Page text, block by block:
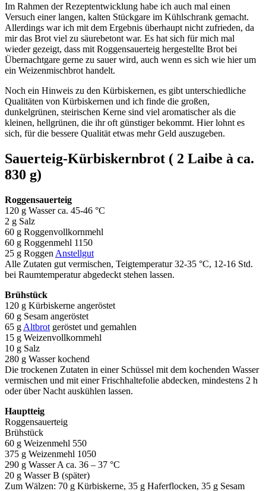
Im Rahmen der Rezeptentwicklung habe ich auch mal einen
Versuch einer langen, kalten Stückgare im Kühlschrank gemacht.
Allerdings war ich mit dem Ergebnis überhaupt nicht zufrieden, da
mir das Brot viel zu säurebetont war. Es hat sich für mich mal
wieder gezeigt, dass mit Roggensauerteig hergestellte Brot bei
Übernachtgare gerne zu sauer wird, auch wenn es sich wie hier um
ein Weizenmischbrot handelt.
Noch ein Hinweis zu den Kürbiskernen, es gibt unterschiedliche
Qualitäten von Kürbiskernen und ich finde die großen,
dunkelgrünen, steirischen Kerne sind viel aromatischer als die
kleinen, hellgrünen, die ihr oft günstiger bekommt. Hier lohnt es
sich, für die bessere Qualität etwas mehr Geld auszugeben.
Sauerteig-Kürbiskernbrot ( 2 Laibe à ca.
830 g)
Roggensauerteig
120 g Wasser ca. 45-46 °C
2 g Salz
60 g Roggenvollkornmehl
60 g Roggenmehl 1150
25 g Roggen Anstellgut
Alle Zutaten gut vermischen, Teigtemperatur 32-35 °C, 12-16 Std.
bei Raumtemperatur abgedeckt stehen lassen.
Brühstück
120 g Kürbiskerne angeröstet
60 g Sesam angeröstet
65 g Altbrot geröstet und gemahlen
15 g Weizenvollkornmehl
10 g Salz
280 g Wasser kochend
Die trockenen Zutaten in einer Schüssel mit dem kochenden Wasser
vermischen und mit einer Frischhaltefolie abdecken, mindestens 2 h
oder über Nacht auskühlen lassen.
Hauptteig
Roggensauerteig
Brühstück
60 g Weizenmehl 550
375 g Weizenmehl 1050
290 g Wasser A ca. 36 – 37 °C
20 g Wasser B (später)
Zum Wälzen: 70 g Kürbiskerne, 35 g Haferflocken, 35 g Sesam